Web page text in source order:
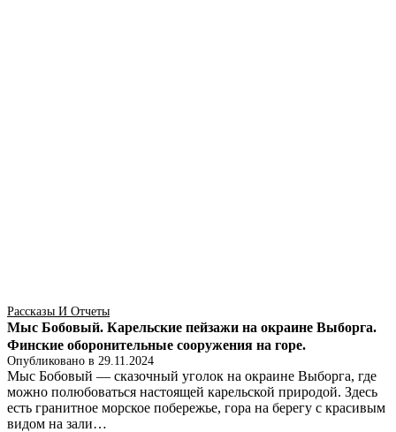
Рассказы И Отчеты
Мыс Бобовый. Карельские пейзажи на окраине Выборга.
Финские оборонительные сооружения на горе.
Опубликовано в 29.11.2024
Мыс Бобовый — сказочный уголок на окраине Выборга, где
можно полюбоваться настоящей карельской природой. Здесь
есть гранитное морское побережье, гора на берегу с красивым
видом на зали…